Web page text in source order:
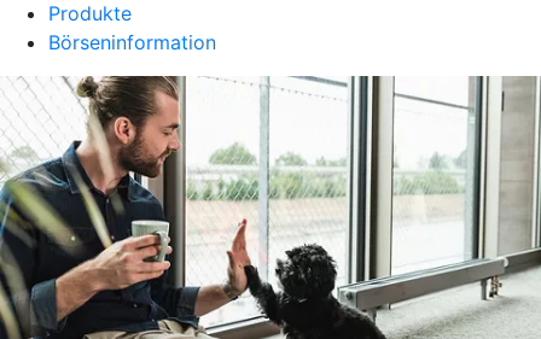
Produkte
Börseninformation